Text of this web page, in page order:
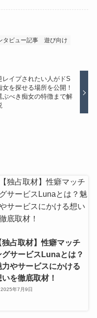
タビュー記事
遊び向け
レイプされたい人がドS
女を探せる場所を公開！
ぶべき痴女の特徴まで解
独占取材】性癖マッチ
グサービスLunaとは？
力やサービスにかける
いを徹底取材！
2025年7月9日